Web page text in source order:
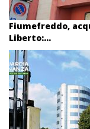
Fiumefreddo,
Liberto:...